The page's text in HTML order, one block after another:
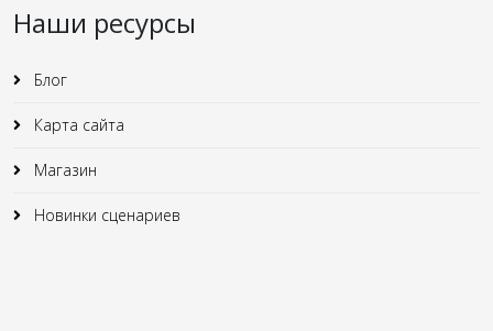
Наши ресурсы
Блог
Карта сайта
Магазин
Новинки сценариев